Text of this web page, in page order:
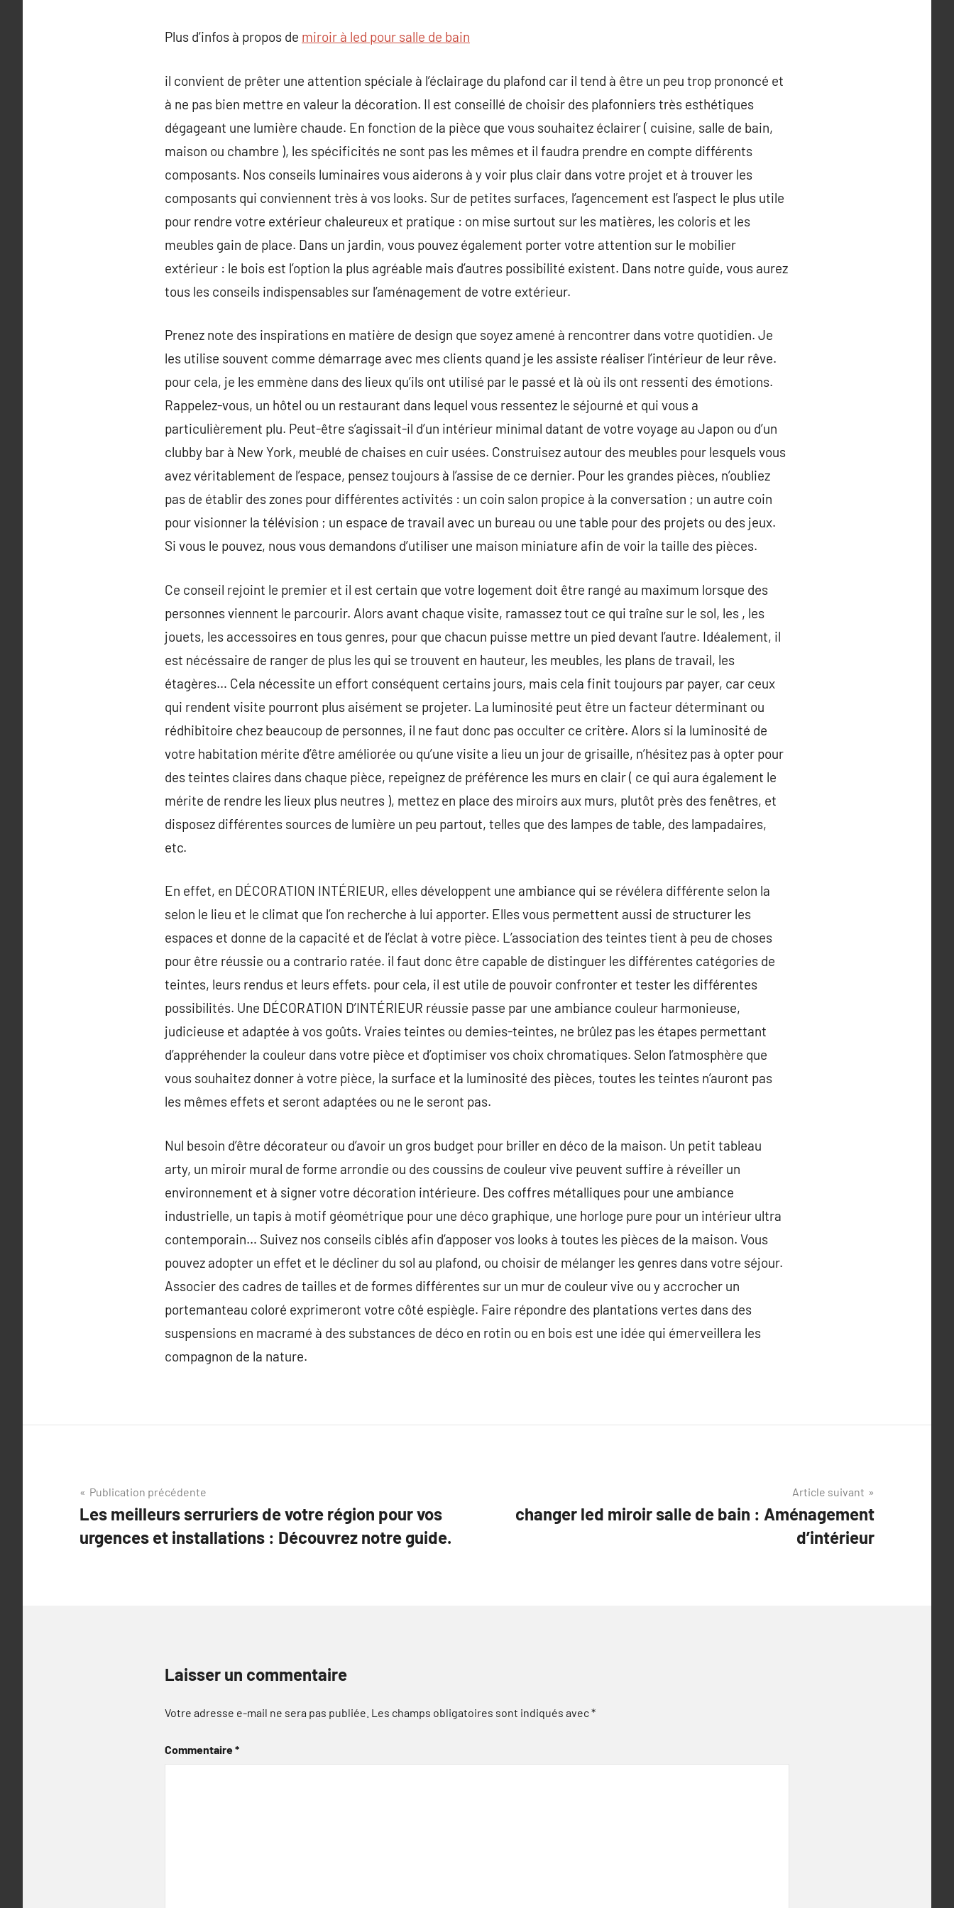
Plus d’infos à propos de miroir à led pour salle de bain
il convient de prêter une attention spéciale à l’éclairage du plafond car il tend à être un peu trop prononcé et
à ne pas bien mettre en valeur la décoration. Il est conseillé de choisir des plafonniers très esthétiques
dégageant une lumière chaude. En fonction de la pièce que vous souhaitez éclairer ( cuisine, salle de bain,
maison ou chambre ), les spécificités ne sont pas les mêmes et il faudra prendre en compte différents
composants. Nos conseils luminaires vous aiderons à y voir plus clair dans votre projet et à trouver les
composants qui conviennent très à vos looks. Sur de petites surfaces, l’agencement est l’aspect le plus utile
pour rendre votre extérieur chaleureux et pratique : on mise surtout sur les matières, les coloris et les
meubles gain de place. Dans un jardin, vous pouvez également porter votre attention sur le mobilier
extérieur : le bois est l’option la plus agréable mais d’autres possibilité existent. Dans notre guide, vous aurez
tous les conseils indispensables sur l’aménagement de votre extérieur.
Prenez note des inspirations en matière de design que soyez amené à rencontrer dans votre quotidien. Je
les utilise souvent comme démarrage avec mes clients quand je les assiste réaliser l’intérieur de leur rêve.
pour cela, je les emmène dans des lieux qu’ils ont utilisé par le passé et là où ils ont ressenti des émotions.
Rappelez-vous, un hôtel ou un restaurant dans lequel vous ressentez le séjourné et qui vous a
particulièrement plu. Peut-être s’agissait-il d’un intérieur minimal datant de votre voyage au Japon ou d’un
clubby bar à New York, meublé de chaises en cuir usées. Construisez autour des meubles pour lesquels vous
avez véritablement de l’espace, pensez toujours à l’assise de ce dernier. Pour les grandes pièces, n’oubliez
pas de établir des zones pour différentes activités : un coin salon propice à la conversation ; un autre coin
pour visionner la télévision ; un espace de travail avec un bureau ou une table pour des projets ou des jeux.
Si vous le pouvez, nous vous demandons d’utiliser une maison miniature afin de voir la taille des pièces.
Ce conseil rejoint le premier et il est certain que votre logement doit être rangé au maximum lorsque des
personnes viennent le parcourir. Alors avant chaque visite, ramassez tout ce qui traîne sur le sol, les , les
jouets, les accessoires en tous genres, pour que chacun puisse mettre un pied devant l’autre. Idéalement, il
est nécéssaire de ranger de plus les qui se trouvent en hauteur, les meubles, les plans de travail, les
étagères… Cela nécessite un effort conséquent certains jours, mais cela finit toujours par payer, car ceux
qui rendent visite pourront plus aisément se projeter. La luminosité peut être un facteur déterminant ou
rédhibitoire chez beaucoup de personnes, il ne faut donc pas occulter ce critère. Alors si la luminosité de
votre habitation mérite d’être améliorée ou qu’une visite a lieu un jour de grisaille, n’hésitez pas à opter pour
des teintes claires dans chaque pièce, repeignez de préférence les murs en clair ( ce qui aura également le
mérite de rendre les lieux plus neutres ), mettez en place des miroirs aux murs, plutôt près des fenêtres, et
disposez différentes sources de lumière un peu partout, telles que des lampes de table, des lampadaires,
etc.
En effet, en DÉCORATION INTÉRIEUR, elles développent une ambiance qui se révélera différente selon la
selon le lieu et le climat que l’on recherche à lui apporter. Elles vous permettent aussi de structurer les
espaces et donne de la capacité et de l’éclat à votre pièce. L’association des teintes tient à peu de choses
pour être réussie ou a contrario ratée. il faut donc être capable de distinguer les différentes catégories de
teintes, leurs rendus et leurs effets. pour cela, il est utile de pouvoir confronter et tester les différentes
possibilités. Une DÉCORATION D’INTÉRIEUR réussie passe par une ambiance couleur harmonieuse,
judicieuse et adaptée à vos goûts. Vraies teintes ou demies-teintes, ne brûlez pas les étapes permettant
d’appréhender la couleur dans votre pièce et d’optimiser vos choix chromatiques. Selon l’atmosphère que
vous souhaitez donner à votre pièce, la surface et la luminosité des pièces, toutes les teintes n’auront pas
les mêmes effets et seront adaptées ou ne le seront pas.
Nul besoin d’être décorateur ou d’avoir un gros budget pour briller en déco de la maison. Un petit tableau
arty, un miroir mural de forme arrondie ou des coussins de couleur vive peuvent suffire à réveiller un
environnement et à signer votre décoration intérieure. Des coffres métalliques pour une ambiance
industrielle, un tapis à motif géométrique pour une déco graphique, une horloge pure pour un intérieur ultra
contemporain… Suivez nos conseils ciblés afin d’apposer vos looks à toutes les pièces de la maison. Vous
pouvez adopter un effet et le décliner du sol au plafond, ou choisir de mélanger les genres dans votre séjour.
Associer des cadres de tailles et de formes différentes sur un mur de couleur vive ou y accrocher un
portemanteau coloré exprimeront votre côté espiègle. Faire répondre des plantations vertes dans des
suspensions en macramé à des substances de déco en rotin ou en bois est une idée qui émerveillera les
compagnon de la nature.
Navigation
de
l’article
Publication précédente
Les meilleurs serruriers de votre région pour vos
urgences et installations : Découvrez notre guide.
Article suivant
changer led miroir salle de bain : Aménagement
d’intérieur
Laisser un commentaire
Votre adresse e-mail ne sera pas publiée. Les champs obligatoires sont indiqués avec*
Commentaire*